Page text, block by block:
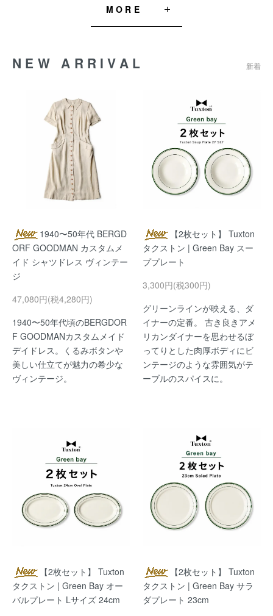
MORE
NEW ARRIVAL 新着
1940〜50年代 BERGD
ORF GOODMAN カスタムメ
イド シャツドレス ヴィンテー
ジ
47,080円(税4,280円)
1940〜50年代頃のBERGDOR
F GOODMANカスタムメイド
デイドレス。くるみボタンや
美しい仕立てが魅力の希少な
ヴィンテージ。
【2枚セット】 Tuxton
タクストン | Green Bay スー
ププレート
3,300円(税300円)
グリーンラインが映える、ダ
イナーの定番。 古き良きアメ
リカンダイナーを思わせるぼ
ってりとした肉厚ボディにビ
ンテージのような雰囲気がテ
ーブルのスパイスに。
【2枚セット】 Tuxton
タクストン | Green Bay オー
バルプレート Lサイズ 24cm
【2枚セット】 Tuxton
タクストン | Green Bay サラ
ダプレート 23cm